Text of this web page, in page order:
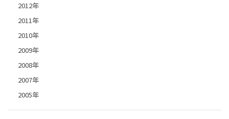
2012年
2011年
2010年
2009年
2008年
2007年
2005年